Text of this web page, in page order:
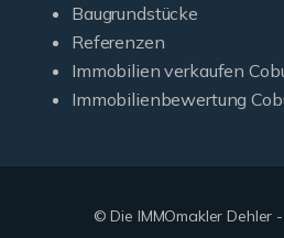
Baugrundstücke
Referenzen
Immobilien verkaufen
Immobilienbewertung
© Die IMMOmakler Dehler